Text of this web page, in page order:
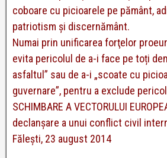
coboare cu picioarele pe pământ,
patriotism şi discernământ.
Numai prin unificarea forţelor
evita pericolul de a-i face pe toți
asfaltul” sau de a-i „scoate cu
guvernare”, pentru a exclude
SCHIMBARE A VECTORULUI
declanşare a unui conflict civil
Fălești, 23 august 2014